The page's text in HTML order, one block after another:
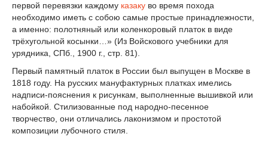
первой перевязки каждому казаку во время похода
необходимо иметь с собою самые простые принадлежности,
а именно: полотняный или коленкоровый платок в виде
трёхугольной косынки…» (Из Войскового учебники для
урядника, СПб., 1900 г., стр. 81).
Первый памятный платок в России был выпущен в Москве в
1818 году. На русских мануфактурных платках имелись
надписи-пояснения к рисункам, выполненные вышивкой или
набойкой. Стилизованные под народно-песенное
творчество, они отличались лаконизмом и простотой
композиции лубочного стиля.